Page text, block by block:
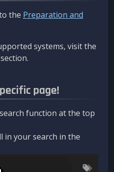
the Preparation and
systems, visit the
section.
page!
function at the top
in your search in the